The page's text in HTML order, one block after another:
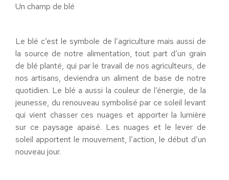
Un champ de blé
Le blé c’est le symbole de l’agriculture mais aussi de
la source de notre alimentation, tout part d’un grain
de blé planté, qui par le travail de nos agriculteurs, de
nos artisans, deviendra un aliment de base de notre
quotidien. Le blé a aussi la couleur de l’énergie, de la
jeunesse, du renouveau symbolisé par ce soleil levant
qui vient chasser ces nuages et apporter la lumière
sur ce paysage apaisé. Les nuages et le lever de
soleil apportent le mouvement, l’action, le début d’un
nouveau jour.